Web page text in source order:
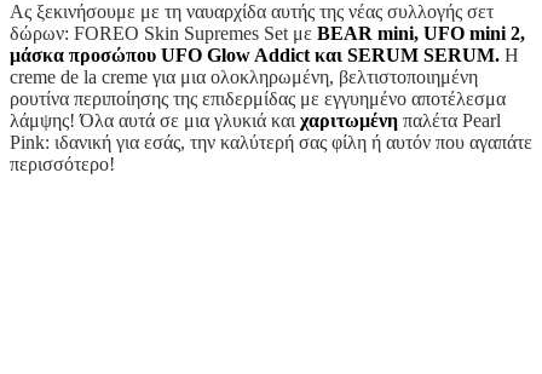
Ας ξεκινήσουμε με τη ναυαρχίδα αυτής της νέας συλλογής σετ
δώρων: FOREO Skin Supremes Set με BEAR mini, UFO mini 2,
μάσκα προσώπου UFO Glow Addict και SERUM SERUM. Η
creme de la creme για μια ολοκληρωμένη, βελτιστοποιημένη
ρουτίνα περιποίησης της επιδερμίδας με εγγυημένο αποτέλεσμα
λάμψης! Όλα αυτά σε μια γλυκιά και χαριτωμένη παλέτα Pearl
Pink: ιδανική για εσάς, την καλύτερή σας φίλη ή αυτόν που αγαπάτε
περισσότερο!